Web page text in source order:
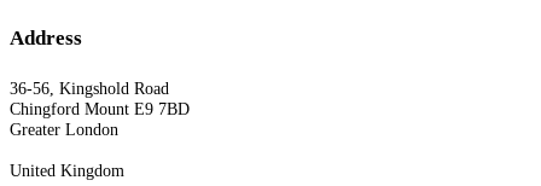
Address
36-56, Kingshold Road
Chingford Mount E9 7BD
Greater London
United Kingdom